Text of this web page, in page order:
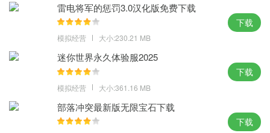
雷电将军的惩罚3.0汉化版免费下载
模拟经营 大小:230.21 MB
下载
迷你世界永久体验服2025
模拟经营 大小:361.16 MB
下载
部落冲突最新版无限宝石下载
下载